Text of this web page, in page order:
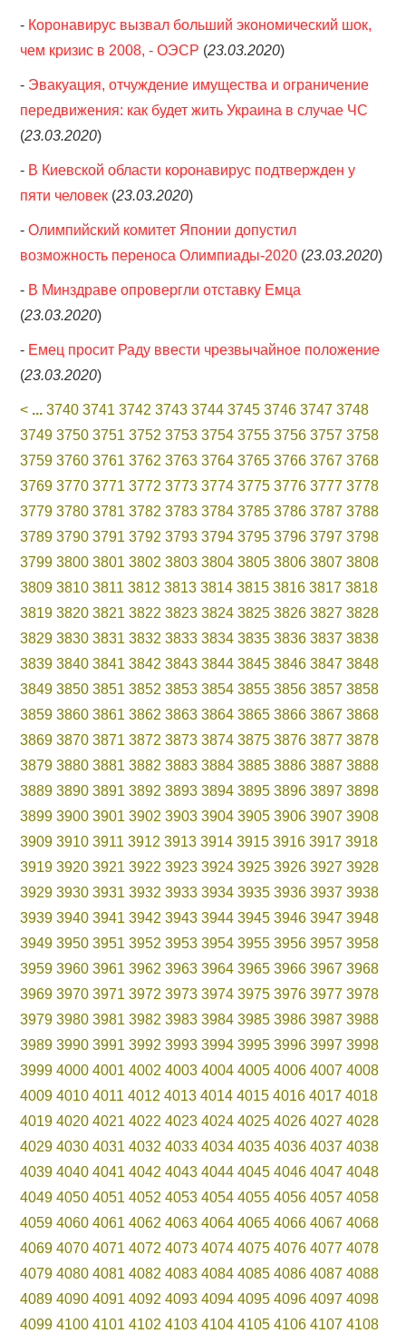
- Коронавирус вызвал больший экономический шок,
чем кризис в 2008, - ОЭСР (23.03.2020)
- Эвакуация, отчуждение имущества и ограничение
передвижения: как будет жить Украина в случае ЧС
(23.03.2020)
- В Киевской области коронавирус подтвержден у
пяти человек (23.03.2020)
-Олимпийский комитет Японии допустил
возможность переноса Олимпиады-2020 (23.03.2020)
- В Минздраве опровергли отставку Емца
(23.03.2020)
- Емец просит Раду ввести чрезвычайное положение
(23.03.2020)
< ... 3740 3741 3742 3743 3744 3745 3746 3747 3748
3749 3750 3751 3752 3753 3754 3755 3756 3757 3758
3759 3760 3761 3762 3763 3764 3765 3766 3767 3768
3769 3770 3771 3772 3773 3774 3775 3776 3777 3778
3779 3780 3781 3782 3783 3784 3785 3786 3787 3788
3789 3790 3791 3792 3793 3794 3795 3796 3797 3798
3799 3800 3801 3802 3803 3804 3805 3806 3807 3808
3809 3810 3811 3812 3813 3814 3815 3816 3817 3818
3819 3820 3821 3822 3823 3824 3825 3826 3827 3828
3829 3830 3831 3832 3833 3834 3835 3836 3837 3838
3839 3840 3841 3842 3843 3844 3845 3846 3847 3848
3849 3850 3851 3852 3853 3854 3855 3856 3857 3858
3859 3860 3861 3862 3863 3864 3865 3866 3867 3868
3869 3870 3871 3872 3873 3874 3875 3876 3877 3878
3879 3880 3881 3882 3883 3884 3885 3886 3887 3888
3889 3890 3891 3892 3893 3894 3895 3896 3897 3898
3899 3900 3901 3902 3903 3904 3905 3906 3907 3908
3909 3910 3911 3912 3913 3914 3915 3916 3917 3918
3919 3920 3921 3922 3923 3924 3925 3926 3927 3928
3929 3930 3931 3932 3933 3934 3935 3936 3937 3938
3939 3940 3941 3942 3943 3944 3945 3946 3947 3948
3949 3950 3951 3952 3953 3954 3955 3956 3957 3958
3959 3960 3961 3962 3963 3964 3965 3966 3967 3968
3969 3970 3971 3972 3973 3974 3975 3976 3977 3978
3979 3980 3981 3982 3983 3984 3985 3986 3987 3988
3989 3990 3991 3992 3993 3994 3995 3996 3997 3998
3999 4000 4001 4002 4003 4004 4005 4006 4007 4008
4009 4010 4011 4012 4013 4014 4015 4016 4017 4018
4019 4020 4021 4022 4023 4024 4025 4026 4027 4028
4029 4030 4031 4032 4033 4034 4035 4036 4037 4038
4039 4040 4041 4042 4043 4044 4045 4046 4047 4048
4049 4050 4051 4052 4053 4054 4055 4056 4057 4058
4059 4060 4061 4062 4063 4064 4065 4066 4067 4068
4069 4070 4071 4072 4073 4074 4075 4076 4077 4078
4079 4080 4081 4082 4083 4084 4085 4086 4087 4088
4089 4090 4091 4092 4093 4094 4095 4096 4097 4098
4099 4100 4101 4102 4103 4104 4105 4106 4107 4108